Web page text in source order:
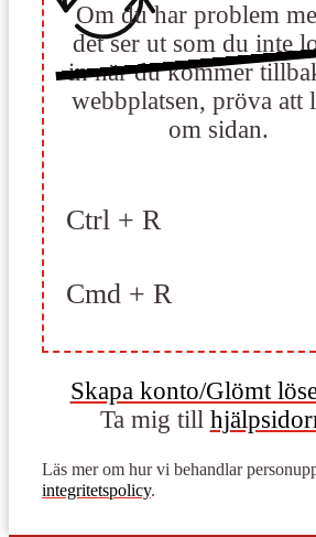
Om du har problem
det ser ut som du inte
in när du kommer
webbplatsen, pröva att
om sidan.
Ctrl + R
Cmd + R
Skapa konto/Glömt
Ta mig till
Läs mer om hur vi behandlar
integritetspolicy.